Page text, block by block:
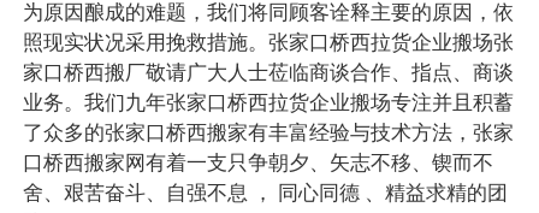
为原因酿成的难题，我们将同顾客诠释主要的原因，依
照现实状况采用挽救措施。张家口桥西拉货企业搬场张
家口桥西搬厂敬请广大人士莅临商谈合作、指点、商谈
业务。我们九年张家口桥西拉货企业搬场专注并且积蓄
了众多的张家口桥西搬家有丰富经验与技术方法，张家
口桥西搬家网有着一支只争朝夕、矢志不移、锲而不
舍、艰苦奋斗、自强不息 ， 同心同德 、精益求精的团